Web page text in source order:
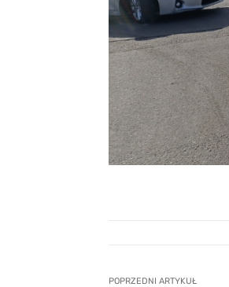
POPRZEDNI ARTYKUŁ